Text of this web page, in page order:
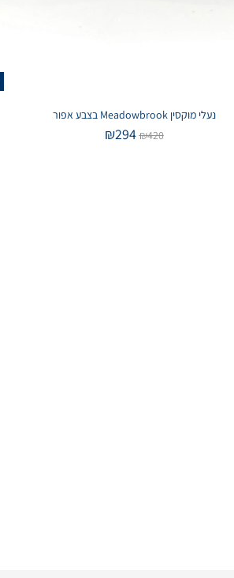
נעלי מוקסין Meadowbrook בצבע אפור
₪420
₪294